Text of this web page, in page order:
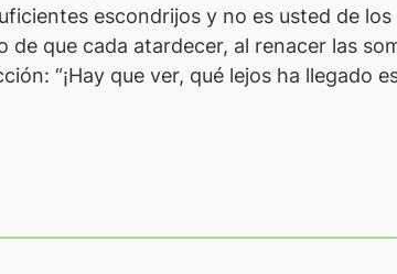
escondrijos y no es usted de los
que cada atardecer, al renacer las
“¡Hay que ver, qué lejos ha llegado